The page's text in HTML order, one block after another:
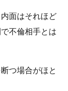
面はそれほど
不倫相手とは
つ場合がほと